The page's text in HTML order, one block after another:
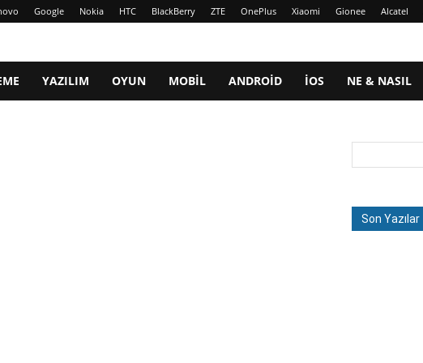
Google Nokia HTC BlackBerry ZTE OnePlus Xiaomi Gionee Alcatel
YAZILIM OYUN MOBIL ANDROID IOS NE & NASIL
Son Yazılar